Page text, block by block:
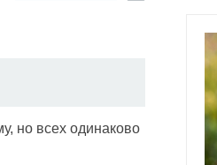
но всех одинаково